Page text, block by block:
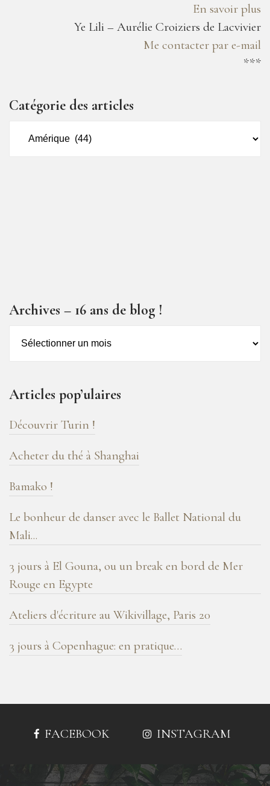
En savoir plus
Ye Lili – Aurélie Croiziers de Lacvivier
Me contacter par e-mail
***
Catégorie des articles
Archives – 16 ans de blog !
de
blog
!
Articles pop’ulaires
Découvrir Turin !
Acheter du thé à Shanghai
Bamako !
Le bonheur de danser avec le Ballet National du
Mali...
3 jours à El Gouna, ou un break en bord de Mer
Rouge en Egypte
Ateliers d'écriture au Wikivillage, Paris 20
3 jours à Copenhague: en pratique…
FACEBOOK INSTAGRAM